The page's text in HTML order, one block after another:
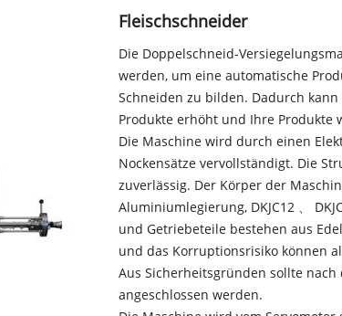
Fleischschneider
Die Doppelschneid-
werden, um eine automatische
Schneiden zu bilden. Dadurch
Produkte erhöht und Ihre Produkte
Die Maschine wird durch einen
Nockensätze vervollständigt. Die
zuverlässig. Der Körper der
Aluminiumlegierung, DKJC12 、
und Getriebeteile bestehen aus
und das Korruptionsrisiko können
Aus Sicherheitsgründen sollte
angeschlossen werden.